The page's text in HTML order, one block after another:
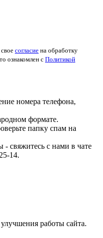
согласие на обработку
ознакомлен с Политикой
номера телефона,
формате.
папку спам на
- свяжитесь с нами в чате
14.
работы сайта.